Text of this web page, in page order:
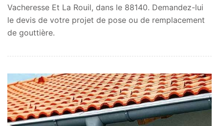
Vacheresse Et La Rouil, dans le 88140. Demandez-lui
le devis de votre projet de pose ou de remplacement
de gouttière.